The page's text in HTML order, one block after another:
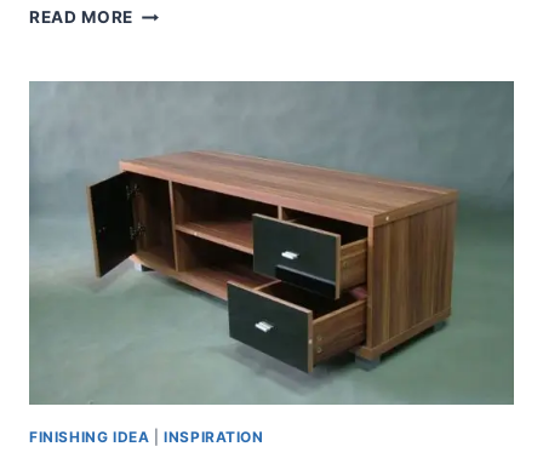
READ MORE TIPS
YANG
RUANG
MINIMALIS
FINISHING IDEA |INSPIRATION